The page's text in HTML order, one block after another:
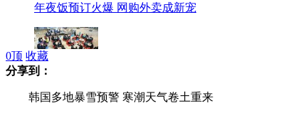
年夜饭预订火爆 网购外卖成新宠
0顶 收藏
分享到：
韩国多地暴雪预警 寒潮天气卷土重来